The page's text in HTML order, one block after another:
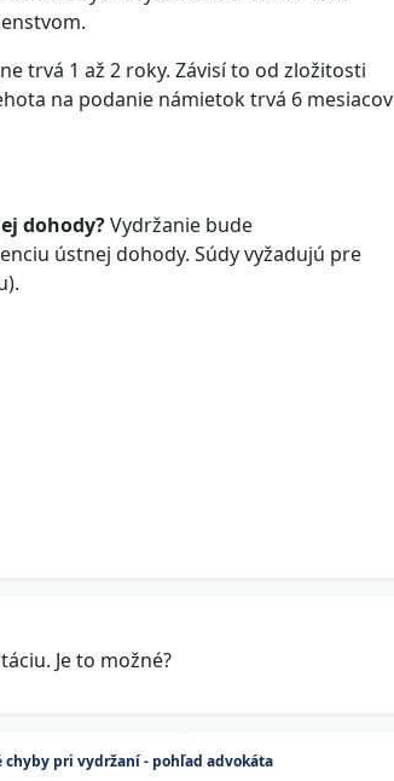
trvá 1 až 2 roky. Závisí to od zložitosti
na podanie námietok trvá 6 mesiacov
dohody?Vydržanie bude
ústnej dohody. Súdy vyžadujú pre
Je to možné?
pri vydržaní - pohľad advokáta